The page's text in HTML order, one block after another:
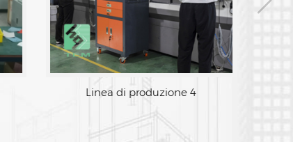
Linea di produzione 3